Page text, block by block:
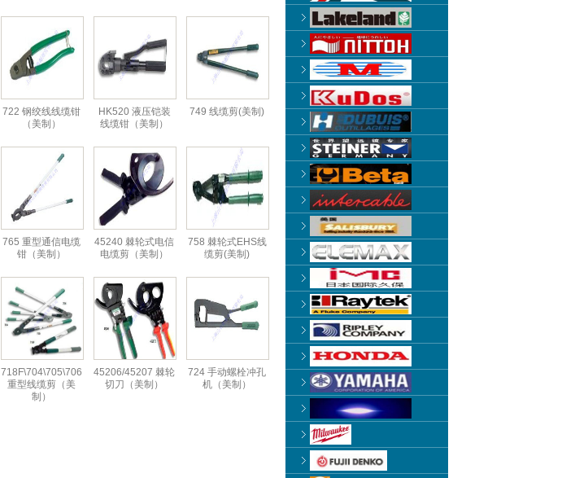
722 钢绞线线缆钳
（美制）
HK520 液压铠装
线缆钳（美制）
749 线缆剪(美制)
765 重型通信电缆
钳（美制）
45240 棘轮式电信
电缆剪（美制）
758 棘轮式EHS线
缆剪(美制)
718F\704\705\706
重型线缆剪（美
制）
45206/45207 棘轮
切刀（美制）
724 手动螺栓冲孔
机（美制）